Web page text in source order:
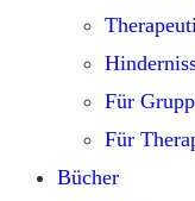
Für
Für
Bücher